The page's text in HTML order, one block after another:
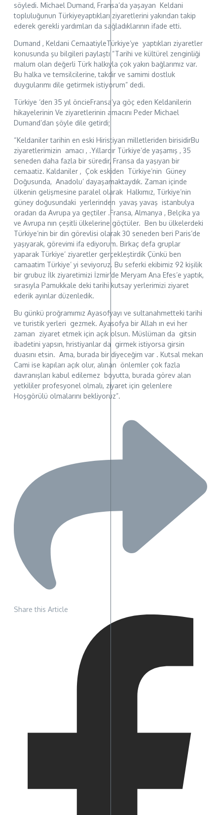
söyledi. Michael Dumand, Fransa’da yaşayan Keldani
topluluğunun Türkiyeyaptıkları ziyaretlerini yakından takip
ederek gerekli yardımları da sağladıklarının ifade etti.
Dumand , Keldani CemaatiyleTürkiye’ye yaptıkları ziyaretler
konusunda şu bilgileri paylaştı “Tarihi ve kültürel zenginliği
malum olan değerli Türk halkıyla çok yakın bağlarımız var.
Bu halka ve temsilcilerine, takdir ve samimi dostluk
duygularımı dile getirmek istiyorum” dedi.
Türkiye ‘den 35 yıl öncieFransa’ya göç eden Keldanilerin
hikayelerinin Ve ziyaretlerinin amacını Peder Michael
Dumand’dan şöyle dile getirdi;
“Keldaniler tarihin en eski Hiristiyan milletleriden birisidirBu
ziyaretlerimizin amacı , .Yıllardır Türkiye’de yaşamış , 35
seneden daha fazla bir süredir, Fransa da yaşıyan bir
cemaatiz. Kaldaniler , Çok eskiden Türkiye’nin Güney
Doğusunda, Anadolu’ dayaşamaktaydık. Zaman içinde
ülkenin gelişmesine paralel olarak Halkımız, Türkiye’nin
güney doğusundaki yerlerinden yavaş yavaş istanbulya
oradan da Avrupa ya geçtiler .Fransa, Almanya , Belçika ya
ve Avrupa nın çeşitli ülkelerine göçtüler. Ben bu ülkelerdeki
Türkiye’nin bir din görevlisi olarak 30 seneden beri Paris’de
yaşıyarak, görevimi ifa ediyorum. Birkaç defa gruplar
yaparak Türkiye’ ziyaretler gerçekleştirdik Çünkü ben
camaatim Türkiye’ yi seviyoruz. Bu seferki ekibimiz 92 kişilik
bir grubuz İlk ziyaretimizi İzmir’de Meryam Ana Efes’e yaptık,
sırasıyla Pamukkale deki tarihi kutsay yerlerimizi ziyaret
ederik ayınlar düzenledik.
Bu günkü proğramımız Ayasofyayı ve sultanahmetteki tarihi
ve turistik yerleri gezmek. Ayasofya bir Allah ın evi her
zaman ziyaret etmek için açık olsun. Müslüman da gitsin
ibadetini yapsın, hristiyanlar da girmek istiyorsa girsin
duasını etsin. Ama, burada bir diyeceğim var . Kutsal mekan
Cami ise kapıları açık olur, alınan önlemler çok fazla
davranışları kabul edilemez boyutta, burada görev alan
yetkililer profesyonel olmalı, ziyaret için gelenlere
Hoşgörülü olmalarını bekliyoruz”.
Share this Article